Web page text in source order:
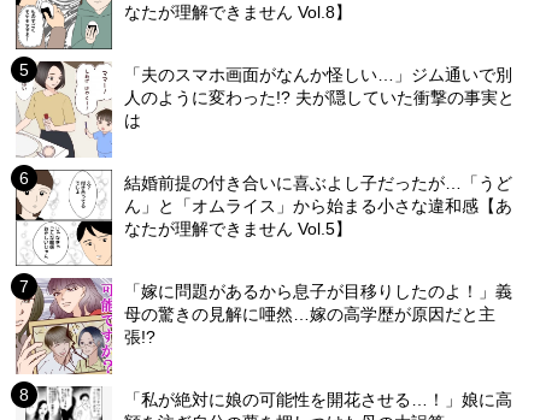
なたが理解できません Vol.8】
「夫のスマホ画面がなんか怪しい…」ジム通いで別
人のように変わった!? 夫が隠していた衝撃の事実と
は
結婚前提の付き合いに喜ぶよし子だったが…「うど
ん」と「オムライス」から始まる小さな違和感【あ
なたが理解できません Vol.5】
「嫁に問題があるから息子が目移りしたのよ！」義
母の驚きの見解に唖然…嫁の高学歴が原因だと主
張!?
「私が絶対に娘の可能性を開花させる…！」娘に高